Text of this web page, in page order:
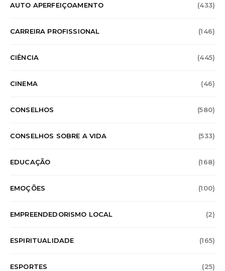
AUTO APERFEIÇOAMENTO (433)
CARREIRA PROFISSIONAL (146)
CIÊNCIA (445)
CINEMA (46)
CONSELHOS (580)
CONSELHOS SOBRE A VIDA (533)
EDUCAÇÃO (168)
EMOÇÕES (100)
EMPREENDEDORISMO LOCAL (2)
ESPIRITUALIDADE (165)
ESPORTES (25)